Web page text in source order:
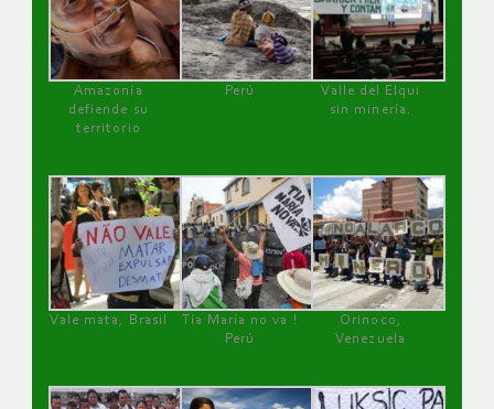
Amazonía
defiende su
territorio
Perú
Valle del Elqui
sin minería.
Vale mata, Brasil
Tía María no va !
Perú
Orinoco,
Venezuela